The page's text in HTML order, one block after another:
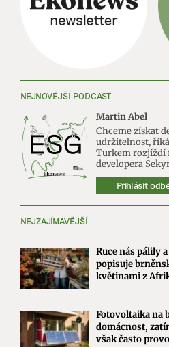
NEJNOVĚJŠÍ PODCAST
Martin Abel
Chceme získat
udržitelnost,
Turkem rozjíždí
developera
Přihlásit
NEJZAJÍMAVĚJŠÍ
Ruce nás pálily
popisuje
květinami z
Fotovoltaika na
domácnost,
však často